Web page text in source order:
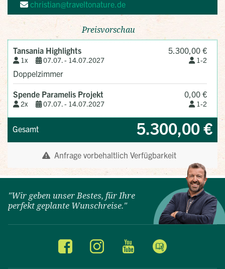
"Wir geben unser Bestes, für Ihre
perfekt geplante Wunschreise."